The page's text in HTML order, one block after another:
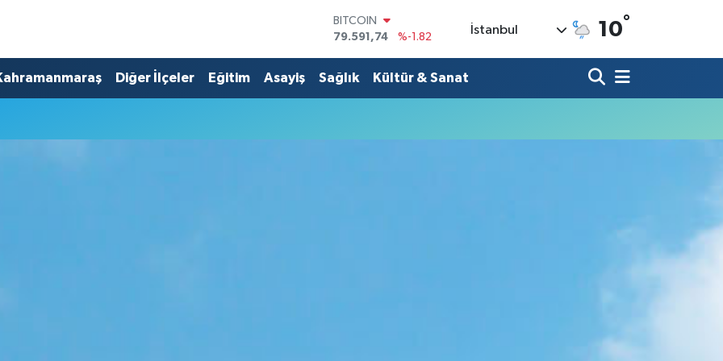
BITCOIN
79.591,74
%-1.82
EURO
53,38690
%0.19
İstanbul 10°
Diğer İlçeler Eğitim Asayiş Sağlık Kültür & Sanat